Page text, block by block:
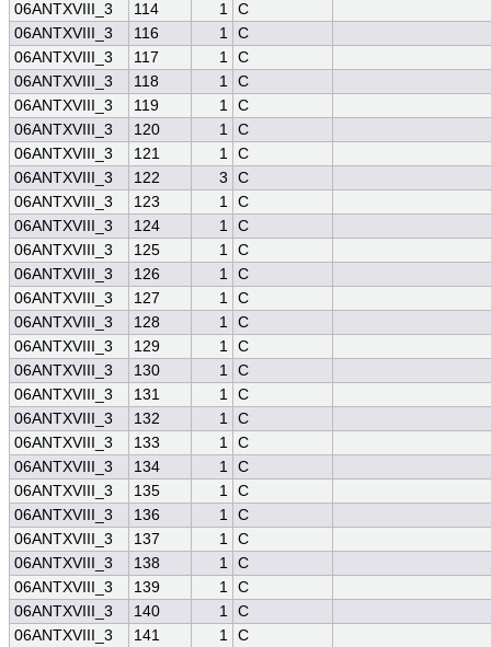
06ANTXVIII_3
114 1 C
06ANTXVIII_3
116 1 C
06ANTXVIII_3
117 1 C
06ANTXVIII_3
118 1 C
06ANTXVIII_3
119 1 C
06ANTXVIII_3
120 1 C
06ANTXVIII_3
121 1 C
06ANTXVIII_3
122 3
C
06ANTXVIII_3
123 1 C
06ANTXVIII_3
124 1 C
06ANTXVIII_3
125 1 C
06ANTXVIII_3
126 1 C
06ANTXVIII_3
127 1 C
06ANTXVIII_3
128 1 C
06ANTXVIII_3
129 1 C
06ANTXVIII_3
130 1 C
06ANTXVIII_3
131 1 C
06ANTXVIII_3
132 1 C
06ANTXVIII_3
133 1 C
06ANTXVIII_3
134 1 C
06ANTXVIII_3
135 1 C
06ANTXVIII_3
136 1 C
06ANTXVIII_3
137 1 C
06ANTXVIII_3
138 1 C
06ANTXVIII_3
139 1 C
06ANTXVIII_3
140 1 C
06ANTXVIII_3
141 1 C